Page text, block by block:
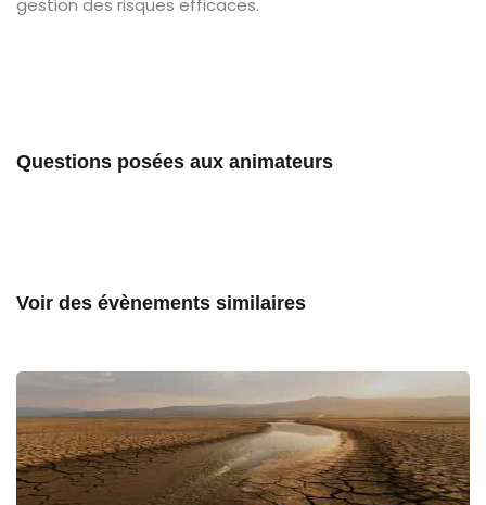
gestion des risques efficaces.
Questions posées aux animateurs
Voir des évènements similaires